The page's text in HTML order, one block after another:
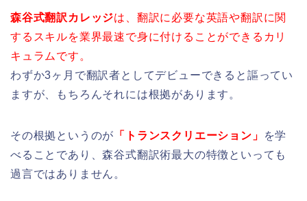
森谷式翻訳カレッジは、翻訳に必要な英語や翻訳に関
するスキルを業界最速で身に付けることができるカリ
キュラムです。
わずか3ヶ月で翻訳者としてデビューできると謳ってい
ますが、もちろんそれには根拠があります。
その根拠というのが 「トランスクリエーション」
を学
べることであり、森谷式翻訳術最大の特徴といっても
過言ではありません。